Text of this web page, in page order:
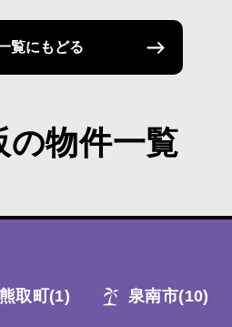
覧にもどる
の物件一覧
取町 (1) 泉南市(10)